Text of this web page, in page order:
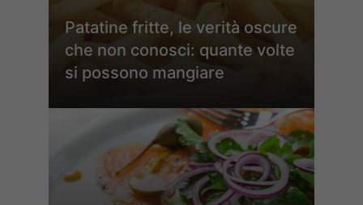
Patatine fritte, le verità oscure
che non conosci: quante volte
si possono mangiare